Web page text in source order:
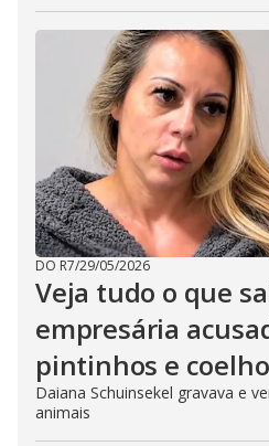
DO R7/29/05/2026
Veja tudo o que
empresária
pintinhos e
Daiana Schuinsekel gravava e
animais